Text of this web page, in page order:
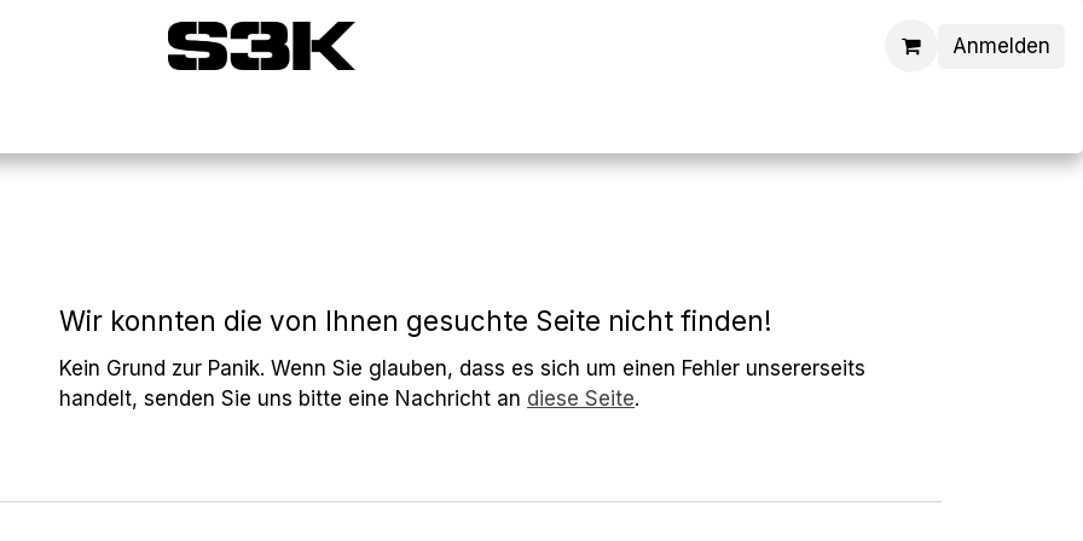
Anmelden
Fehler 404
Wir konnten die von Ihnen gesuchte Seite nicht finden!
Kein Grund zur Panik. Wenn Sie glauben, dass es sich um einen Fehler unsererseits
handelt, senden Sie uns bitte eine Nachricht an diese Seite.